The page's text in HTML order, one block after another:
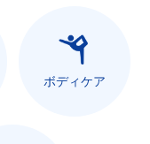
ボディケア